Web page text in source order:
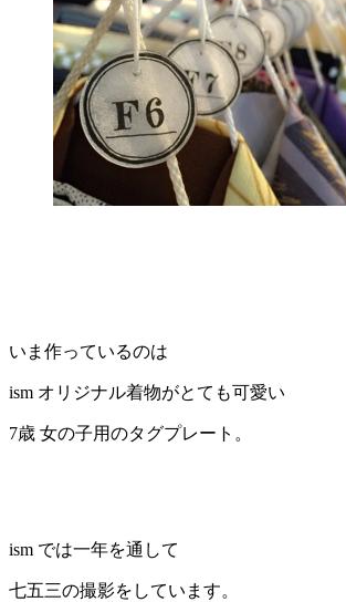
いま作っているのは
ism オリジナル着物がとても可愛い
7歳 女の子用のタグプレート。
ism では一年を通して
七五三の撮影をしています。